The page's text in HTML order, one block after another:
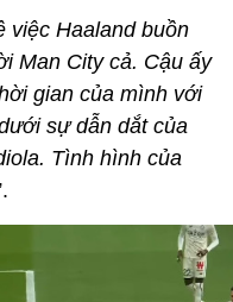
việc Haaland buồn
Man City cả. Cậu ấy
gian của mình với
sự dẫn dắt của
Tình hình của